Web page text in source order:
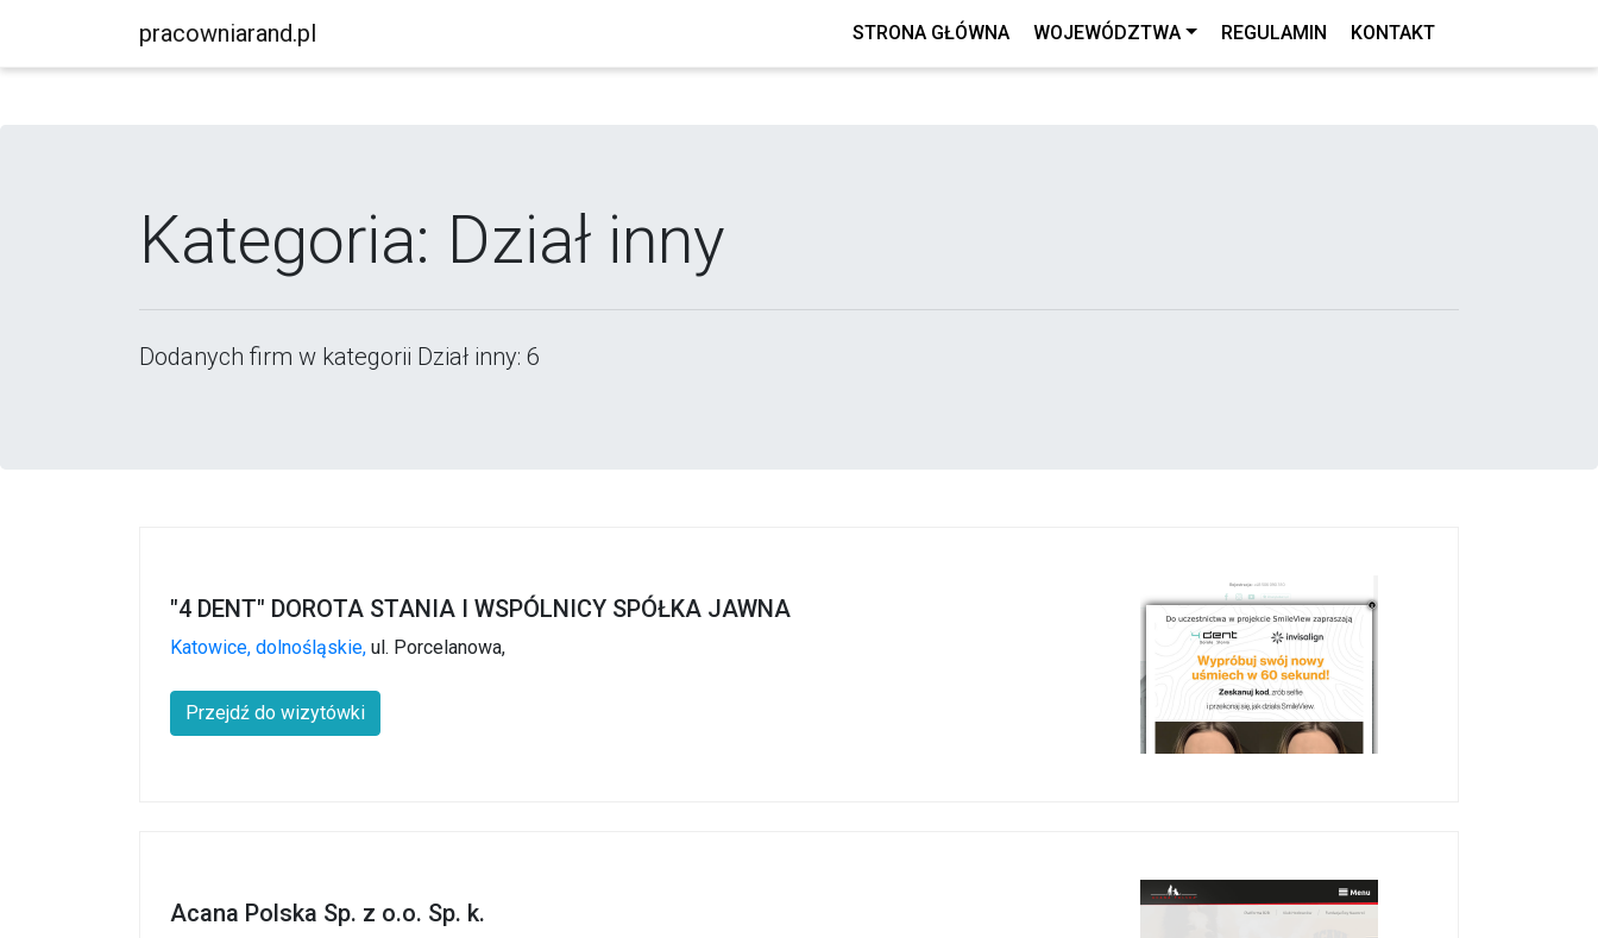
pracowniarand.pl STRONA GŁÓWNA WOJEWÓDZTWA REGULAMIN KONTAKT
Kategoria: Dział inny
Dodanych firm w kategorii Dział inny: 6
"4 DENT" DOROTA STANIA I WSPÓLNICY SPÓŁKA JAWNA
Katowice, dolnośląskie, ul. Porcelanowa,
Przejdź do wizytówki
Acana Polska Sp. z o.o. Sp. k.